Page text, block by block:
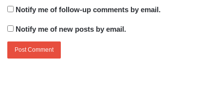
Notify me of follow-up comments by email.
Notify me of new posts by email.